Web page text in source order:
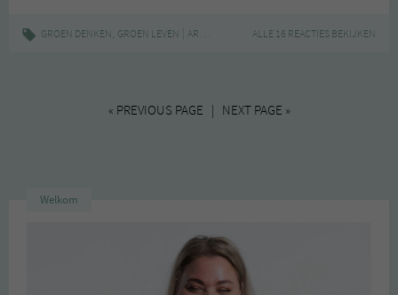
GROEN DENKEN, GROEN LEVEN ARTIKELEN DE GROENE MEISJES,TWEEJARIG
ALLE 16 REACTIES BEKIJKEN
« PREVIOUS PAGE | NEXT PAGE »
Welkom